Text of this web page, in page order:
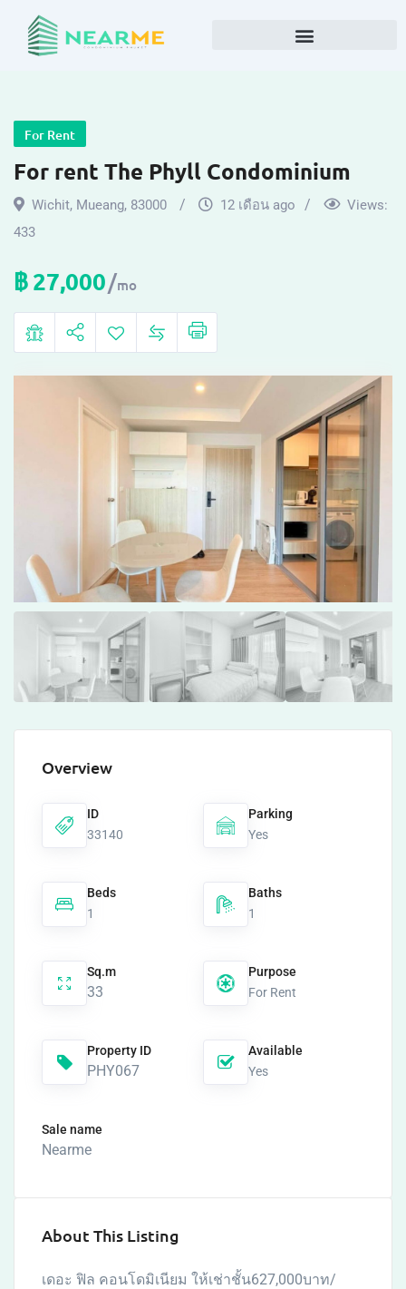
For Rent
For rent The Phyll Condominium
Wichit, Mueang, 83000 12 เดือน ago
Views:
433
฿27,000 mo
Overview
ID
33140
Parking
Yes
Beds
1
Baths
1
Sq.m
33
Purpose
For Rent
Property ID
PHY067
Available
Yes
Sale name
Nearme
About This Listing
เดอะ ฟิล คอนโดมิเนียม ให้เช่าชั้น627,000บาท/